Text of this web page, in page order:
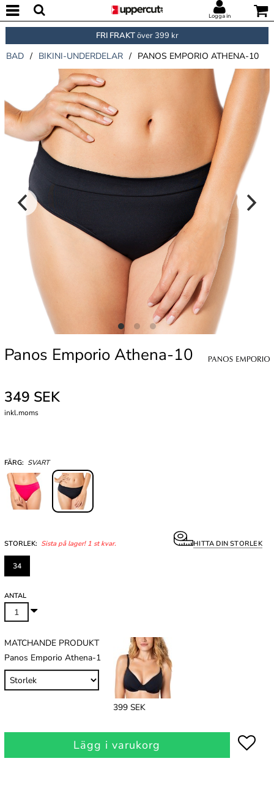
Logga in
FRI FRAKTöver 399 kr
BAD / BIKINI-UNDERDELAR / PANOS EMPORIO ATHENA-10
Panos Emporio Athena-10
349 SEK
inkl.moms
FÄRG: SVART
STORLEK: Sista på lager! 1 st kvar. HITTA DIN STORLEK
34
ANTAL
MATCHANDE PRODUKT
Panos Emporio Athena-1
399 SEK
Lägg i varukorg